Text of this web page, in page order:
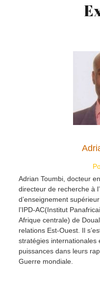
Adrian Toumbi, docteur
directeur de recherche à
d’enseignement
l’IPD-AC(Institut
Afrique centrale) de
relations Est-Ouest. Il
stratégies internationales
puissances dans leurs
Guerre mondiale.